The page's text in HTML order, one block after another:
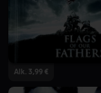
Alk. 3,99 €